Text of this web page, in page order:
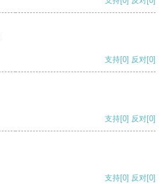
支持[0] 反对[0]
支持[0] 反对[0]
支持[0] 反对[0]